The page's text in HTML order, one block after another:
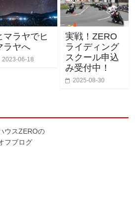
マラヤでヒ
ラヤへ
2023-06-18
実戦！ZERO
ライディング
スクール申込
み受付中！
2025-08-30
ウスZEROの
フブログ